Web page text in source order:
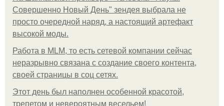
Совершенно Новый День" зендея выбрала не
просто очередной наряд, а настоящий артефакт
высокой моды.
Работа в MLM, то есть сетевой компании сейчас
неразрывно связана с создание своего контента,
своей страницы в соц сетях.
Этот день был наполнен особенной красотой,
трепетом и невероятным весельем!